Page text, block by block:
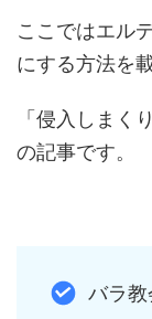
ここではエル
にする方法を
「侵入しまく
の記事です。
バラ教